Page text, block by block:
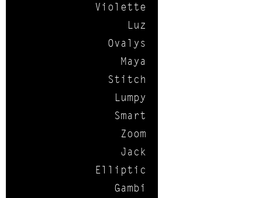
Violette
Luz
Ovalys
Maya
Stitch
Lumpy
Smart
Zoom
Jack
Elliptic
Gambi